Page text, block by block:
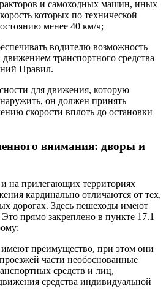
и самоходных машин, иных
которых по технической
менее 40 км/ч;
водителю возможность
движением транспортного средства
Правил.
для движения, которую
он должен принять
скорости вплоть до остановки
внимания: дворы и
на прилегающих территориях
кардинально отличаются от тех,
дорогах. Здесь пешеходы имеют
прямо закреплено в пункте 17.1
преимущество, при этом они
части необоснованные
средств и лиц,
средства индивидуальной